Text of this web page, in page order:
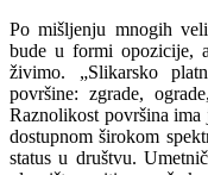
Po mišljenju mnogih
bude u formi opozicije,
živimo. „Slikarsko
površine: zgrade,
Raznolikost površina ima
dostupnom širokom
status u društvu.